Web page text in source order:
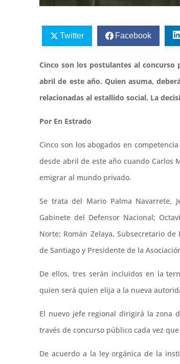
Twitter Facebook
Cinco son los postulantes al concurso
abril de este año. Quien asuma,
relacionadas al estallido social. La
Por En Estrado
Cinco son los abogados en
desde abril de este año cuando Carlos
emigrar al mundo privado.
Se trata del Mario Palma Navarrete,
Gabinete del Defensor Nacional;
Norte; Román Zelaya, Subsecretario
de Santiago y Presidente de la
De ellos, tres serán incluidos en la
quien será quien elija a la nueva
El nuevo jefe regional dirigirá la zona
través de concurso público cada vez
De acuerdo a la ley orgánica de la